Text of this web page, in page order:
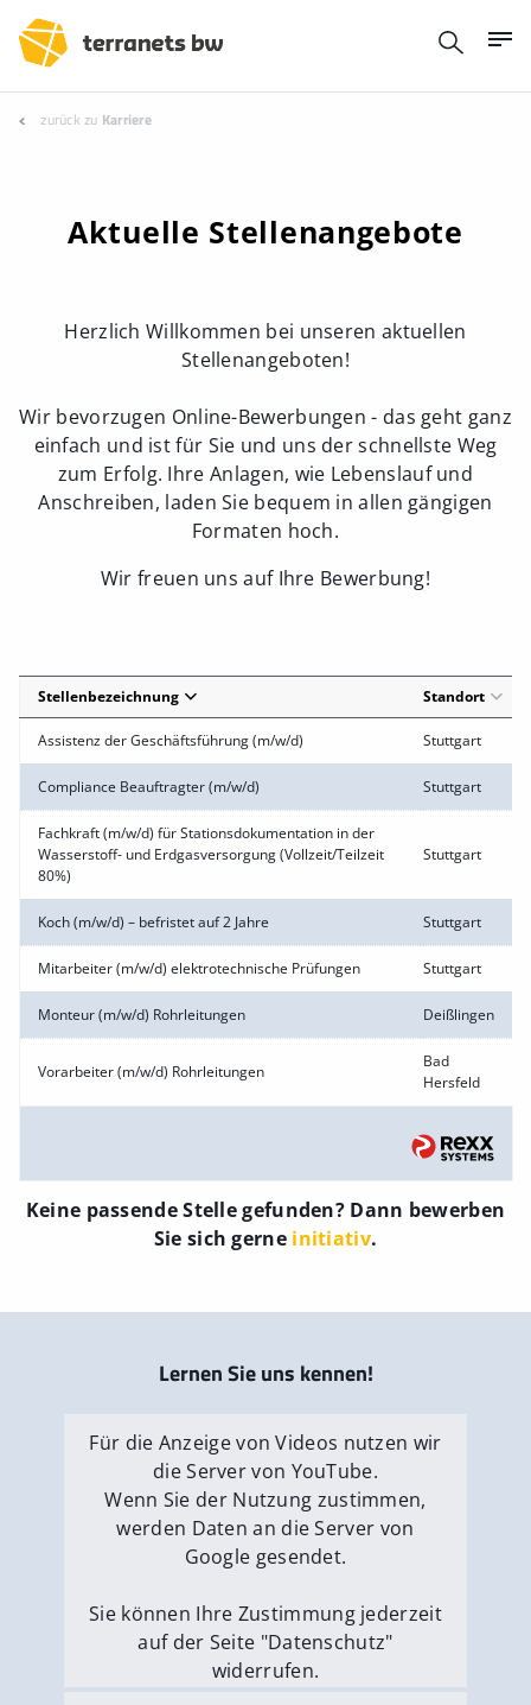
zurück zu Karriere
Aktuelle Stellenangebote
Herzlich Willkommen bei unseren aktuellen
Stellenangeboten!
Wir bevorzugen Online-Bewerbungen - das geht ganz
einfach und ist für Sie und uns der schnellste Weg
zum Erfolg. Ihre Anlagen, wie Lebenslauf und
Anschreiben, laden Sie bequem in allen gängigen
Formaten hoch.
Wir freuen uns auf Ihre Bewerbung!
Stellenbezeichnung Standort
Assistenz der Geschäftsführung (m/w/d) Stuttgart
Compliance Beauftragter (m/w/d) Stuttgart
Fachkraft (m/w/d) für Stationsdokumentation in der
Wasserstoff- und Erdgasversorgung (Vollzeit/Teilzeit
80%)
Stuttgart
Koch (m/w/d) – befristet auf 2 Jahre Stuttgart
Mitarbeiter (m/w/d) elektrotechnische Prüfungen Stuttgart
Monteur (m/w/d) Rohrleitungen Deißlingen
Vorarbeiter (m/w/d) Rohrleitungen
Bad
Hersfeld
Keine passende Stelle gefunden? Dann bewerben
Sie sich gerne initiativ.
Lernen Sie uns kennen!
Für die Anzeige von Videos nutzen wir
die Server von YouTube.
Wenn Sie der Nutzung zustimmen,
werden Daten an die Server von
Google gesendet.
Sie können Ihre Zustimmung jederzeit
auf der Seite "Datenschutz"
widerrufen.